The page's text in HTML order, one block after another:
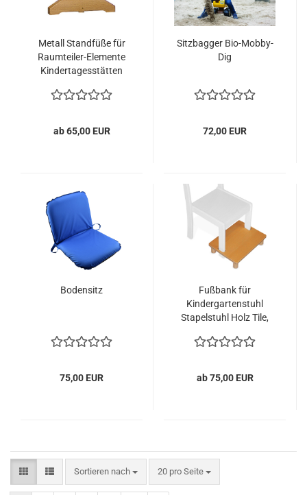
Metall Standfüße für
Raumteiler-Elemente
Kindertagesstätten
ab 65,00 EUR
Sitzbagger Bio-Mobby-
Dig
72,00 EUR
Bodensitz
75,00 EUR
Fußbank für
Kindergartenstuhl
Stapelstuhl Holz Tile,
ab 75,00 EUR
Sortieren nach
Sortieren nach 20 pro Seite
pro Seite